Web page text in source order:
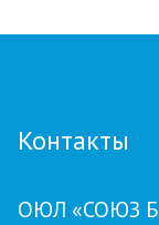
Контакты
ОЮЛ «СОЮЗ